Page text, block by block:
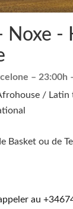
Noxe -
– 23:00h
/ Latin
Basket ou de
au